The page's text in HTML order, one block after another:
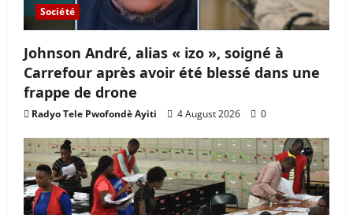
Société
Johnson André, alias « izo », soigné à
Carrefour après avoir été blessé dans une
frappe de drone
Radyo Tele Pwofondè Ayiti 4 August 2026 0